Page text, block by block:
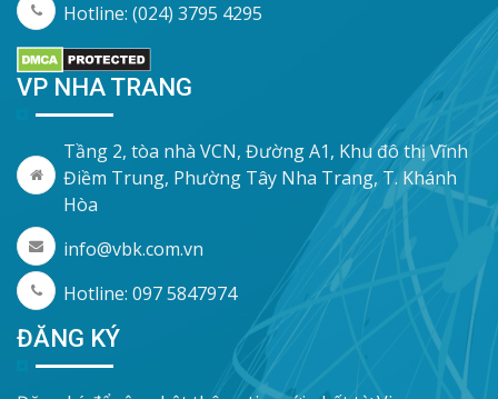
Hotline: (024) 3795 4295
VP NHA TRANG
Tầng 2, tòa nhà VCN, Đường A1, Khu đô thị Vĩnh
Điềm Trung, Phường Tây Nha Trang, T. Khánh
Hòa
info@vbk.com.vn
Hotline: 097 5847974
ĐĂNG KÝ